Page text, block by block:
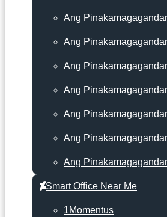
Ang
Ang
Ang
Ang
Ang
Ang
Ang
Smart Office Near Me
1Momentus